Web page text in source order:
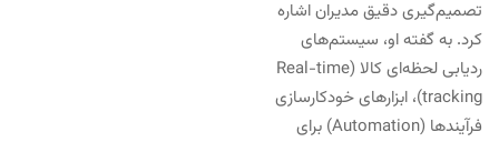
تصمیم‌گیری دقیق مدیران اشاره
کرد. به گفته او، سیستم‌های
ردیابی لحظه‌ای کالا (Real-time
tracking)، ابزارهای خودکارسازی
فرآیندها (Automation) برای